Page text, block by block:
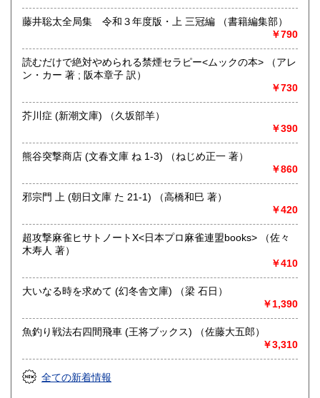
不死鳥BOOKSでは、書籍だけでなくCD、DVD、レコード、
ゲーム、おもちゃ、骨董品まであらゆるものの買い取りがで
きます。店主が、日本全国買取にお伺いいたします。お気軽
取り扱い分野
国書、サブカルチャー、古書一般（その他）
オールジャンル
藤井聡太全局集 令和３年度版・上 三冠編 （書籍編集部）
￥790
読むだけで絶対やめられる禁煙セラピー<ムックの本> （アレ
ン・カー 著 ; 阪本章子 訳）
￥730
芥川症 (新潮文庫) （久坂部羊）
￥390
熊谷突撃商店 (文春文庫 ね 1-3) （ねじめ正一 著）
￥860
邪宗門 上 (朝日文庫 た 21-1) （高橋和巳 著）
￥420
超攻撃麻雀ヒサトノートX<日本プロ麻雀連盟books> （佐々
木寿人 著）
￥410
大いなる時を求めて (幻冬舎文庫) （梁 石日）
￥1,390
魚釣り戦法右四間飛車 (王将ブックス) （佐藤大五郎）
￥3,310
全ての新着情報